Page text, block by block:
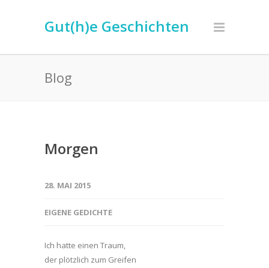
Gut(h)e Geschichten
Blog
Morgen
28. MAI 2015
EIGENE GEDICHTE
Ich hatte einen Traum,
der plötzlich zum Greifen